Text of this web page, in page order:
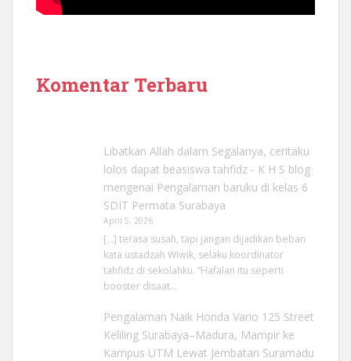
Komentar Terbaru
Libatkan Allah dalam Segalanya, ceritaku
lolos dapat beasiswa tahfidz - K H S blog
mengenai Pengalaman baruku di kelas 6
SDIT Permata Surabaya
April 5, 2026
[…] terasa susah, tapi jangan dijadikan beban
kata ustadzah Wiwik, selaku koordinator
tahfidz di sekolahku. “Hafalan itu seperti
booster disaat…
Pengalaman Naik Honda Vario 125 Street
Keliling Surabaya–Madura, Mampir ke
Kampus UTM Lewat Jembatan Suramadu